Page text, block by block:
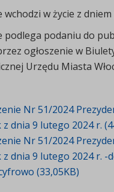
w życie z
podlega podaniu do
ogłoszenie w
Urzędu Miasta
Nr 51/2024
z dnia 9 lutego 2024 r.
Nr 51/2024
z dnia 9 lutego 2024 r.
(33,05KB)